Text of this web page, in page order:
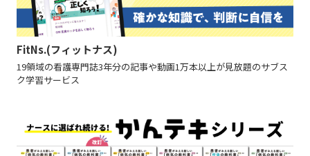
FitNs.(フィットナス)
19領域の看護専門誌3年分の記事や動画1万本以上が見放題のサブス
ク学習サービス